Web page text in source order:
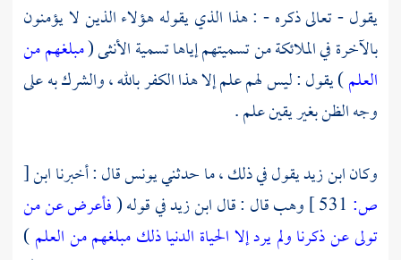
يقول - تعالى ذكره - : هذا الذي يقوله هؤلاء الذين لا يؤمنون
بالآخرة في الملائكة من تسميتهم إياها تسمية الأنثى (مبلغهم من
العلم) يقول : ليس لهم علم إلا هذا الكفر بالله ، والشرك به على
وجه الظن بغير يقين علم .
وكانابن زيديقول في ذلك ، ما حدثنييونسقال : أخبرناابن[
ص:
وهبقال : قالابن زيدفي قوله (فأعرض عن من
تولى عن ذكرنا ولم يرد إلا الحياة الدنيا ذلك مبلغهم من العلم)